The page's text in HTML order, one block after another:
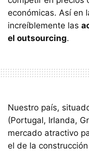
económicas. Así en
increíblemente las
el outsourcing.
Nuestro país,
(Portugal, Irlanda,
mercado atractivo
el de la